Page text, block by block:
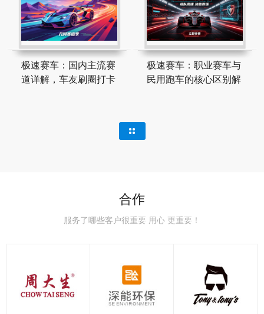
极速赛车：国内主流赛
道详解，车友刷圈打卡
极速赛车：职业赛车与
民用跑车的核心区别解
合作
服务了哪些客户很重要 用心 更重要！